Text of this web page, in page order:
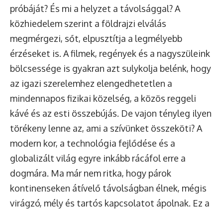
próbáját? És mi a helyzet a távolsággal? A
közhiedelem szerint a földrajzi elválás
megmérgezi, sőt, elpusztítja a legmélyebb
érzéseket is. A filmek, regények és a nagyszüleink
bölcsessége is gyakran azt sulykolja belénk, hogy
az igazi szerelemhez elengedhetetlen a
mindennapos fizikai közelség, a közös reggeli
kávé és az esti összebújás. De vajon tényleg ilyen
törékeny lenne az, ami a szívünket összeköti? A
modern kor, a technológia fejlődése és a
globalizált világ egyre inkább rácáfol erre a
dogmára. Ma már nem ritka, hogy párok
kontinenseken átívelő távolságban élnek, mégis
virágzó, mély és tartós kapcsolatot ápolnak. Ez a